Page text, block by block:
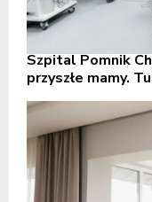
Szpital Pomnik
przyszłe mamy.